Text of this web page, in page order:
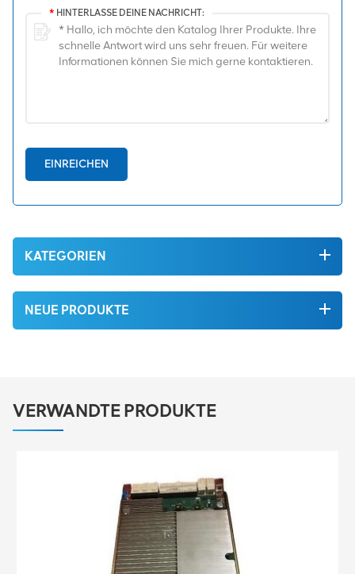
* HINTERLASSE DEINE NACHRICHT:
EINREICHEN
KATEGORIEN
NEUE PRODUKTE
VERWANDTE PRODUKTE